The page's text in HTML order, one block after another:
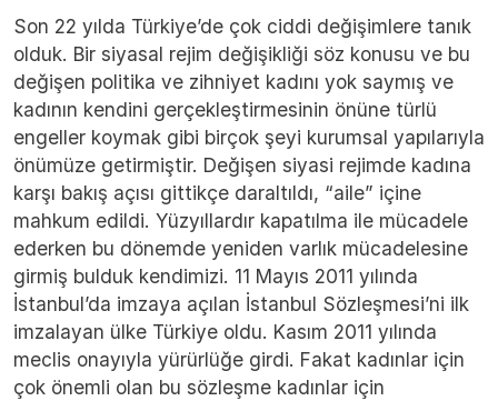
Son 22 yılda Türkiye’de çok ciddi değişimlere tanık
olduk. Bir siyasal rejim değişikliği söz konusu ve bu
değişen politika ve zihniyet kadını yok saymış ve
kadının kendini gerçekleştirmesinin önüne türlü
engeller koymak gibi birçok şeyi kurumsal yapılarıyla
önümüze getirmiştir. Değişen siyasi rejimde kadına
karşı bakış açısı gittikçe daraltıldı, “aile” içine
mahkum edildi. Yüzyıllardır kapatılma ile mücadele
ederken bu dönemde yeniden varlık mücadelesine
girmiş bulduk kendimizi. 11 Mayıs 2011 yılında
İstanbul’da imzaya açılan İstanbul Sözleşmesi’ni ilk
imzalayan ülke Türkiye oldu. Kasım 2011 yılında
meclis onayıyla yürürlüğe girdi. Fakat kadınlar için
çok önemli olan bu sözleşme kadınlar için